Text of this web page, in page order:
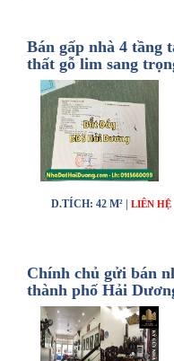
Bán gấp nhà 4 tầng
thất gỗ lim sang
D.TÍCH: 42 M² | LIÊN HỆ
Chính chủ gửi bán
thành phố Hải